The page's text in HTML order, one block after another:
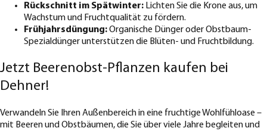
Rückschnitt im Spätwinter: Lichten Sie die Krone aus, um
Wachstum und Fruchtqualität zu fördern.
Frühjahrsdüngung:Organische Dünger oder Obstbaum-
Spezialdünger unterstützen die Blüten- und Fruchtbildung.
Jetzt Beerenobst-Pflanzen kaufen bei
Dehner!
Verwandeln Sie Ihren Außenbereich in eine fruchtige Wohlfühloase –
mit Beeren und Obstbäumen, die Sie über viele Jahre begleiten und